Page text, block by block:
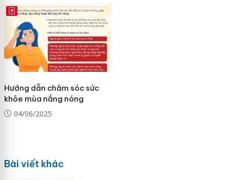
E-MAGAZINE
Hướng dẫn chăm sóc sức
khỏe mùa nắng nóng
04/06/2025
Bài viết khác